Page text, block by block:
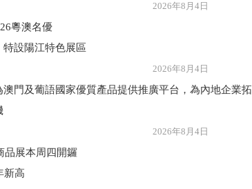
年8月4日
粵澳名優
設陽江特色展區
年8月4日
門及葡語國家優質產品提供推廣平台，為內地企業拓
年8月4日
品展本周四開鑼
新高